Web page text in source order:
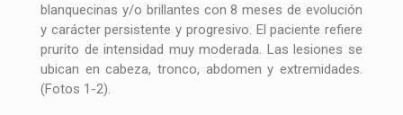
blanquecinas y/o brillantes con 8 meses de evolución
y carácter persistente y progresivo. El paciente refiere
prurito de intensidad muy moderada. Las lesiones se
ubican en cabeza, tronco, abdomen y extremidades.
(Fotos 1-2).